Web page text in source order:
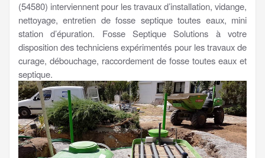
(54580) interviennent pour les travaux d’installation, vidange,
nettoyage, entretien de fosse septique toutes eaux, mini
station d’épuration. Fosse Septique Solutions à votre
disposition des techniciens expérimentés pour les travaux de
curage, débouchage, raccordement de fosse toutes eaux et
septique.